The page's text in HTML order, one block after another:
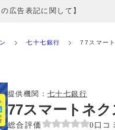
の広告表記に関して】
き、公平性を担保した情報提
七十七銀行 77スマー
提供機関： 七十七銀行
77スマートネ
総合評価 0 口コ